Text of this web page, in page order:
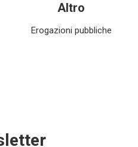
Altro
Erogazioni pubbliche